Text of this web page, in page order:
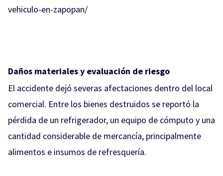
vehiculo-en-zapopan/
Daños materiales y evaluación de riesgo
El accidente dejó severas afectaciones dentro del local
comercial. Entre los bienes destruidos se reportó la
pérdida de un refrigerador, un equipo de cómputo y una
cantidad considerable de mercancía, principalmente
alimentos e insumos de refresquería.